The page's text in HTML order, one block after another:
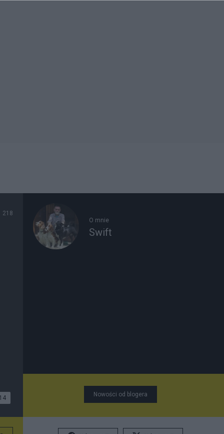
218
14
O mnie
Swift
Nowości od blogera